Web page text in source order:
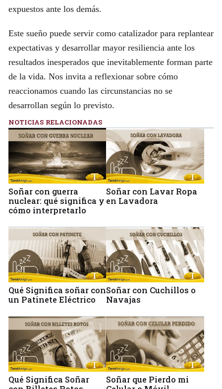
expuestos ante los demás.
Este sueño puede servir como catalizador para replantear
expectativas y desarrollar mayor resiliencia ante los
resultados inesperados que inevitablemente forman parte
de la vida. Nos invita a reflexionar sobre cómo
reaccionamos cuando las circunstancias no se
desarrollan según lo previsto.
NOTICIAS RELACIONADAS
Soñar con guerra
nuclear: qué significa y
cómo interpretarlo
Soñar con Lavar Ropa
en Lavadora
Qué Significa soñar con
un Patinete Eléctrico
Soñar con Cuchillos o
Navajas
Qué Significa Soñar
Soñar que Pierdo mi